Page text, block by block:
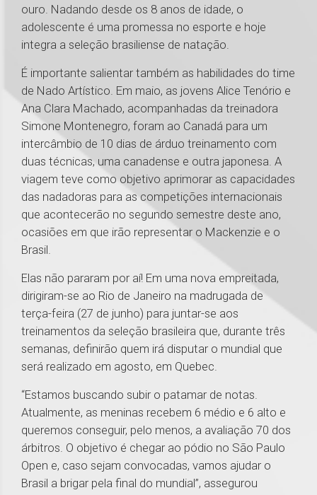
ouro. Nadando desde os 8 anos de idade, o
adolescente é uma promessa no esporte e hoje
integra a seleção brasiliense de natação.
É importante salientar também as habilidades do time
de Nado Artístico. Em maio, as jovens Alice Tenório e
Ana Clara Machado, acompanhadas da treinadora
Simone Montenegro, foram ao Canadá para um
intercâmbio de 10 dias de árduo treinamento com
duas técnicas, uma canadense e outra japonesa. A
viagem teve como objetivo aprimorar as capacidades
das nadadoras para as competições internacionais
que acontecerão no segundo semestre deste ano,
ocasiões em que irão representar o Mackenzie e o
Brasil.
Elas não pararam por aí! Em uma nova empreitada,
dirigiram-se ao Rio de Janeiro na madrugada de
terça-feira (27 de junho) para juntar-se aos
treinamentos da seleção brasileira que, durante três
semanas, definirão quem irá disputar o mundial que
será realizado em agosto, em Quebec.
“Estamos buscando subir o patamar de notas.
Atualmente, as meninas recebem 6 médio e 6 alto e
queremos conseguir, pelo menos, a avaliação 70 dos
árbitros. O objetivo é chegar ao pódio no São Paulo
Open e, caso sejam convocadas, vamos ajudar o
Brasil a brigar pela final do mundial”, assegurou